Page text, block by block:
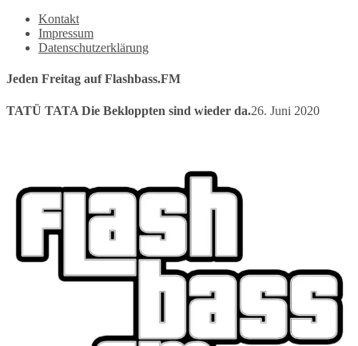
Kontakt
Impressum
Datenschutzerklärung
Jeden Freitag auf Flashbass.FM
TATÜ TATA Die Bekloppten sind wieder da.26. Juni 2020